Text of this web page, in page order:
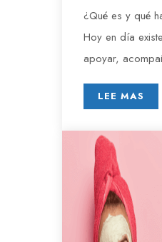
¿Qué es y qué
Hoy en día
apoyar,
LEE MAS